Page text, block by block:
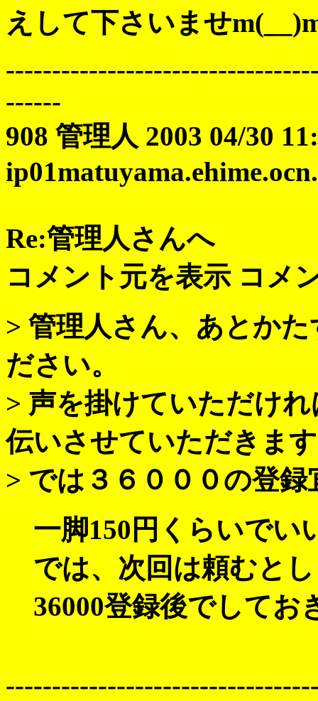
えして下さいませ
------
908 管理人 2003 04/30
Re:管理人さんへ
コメント元を表示 コメ
> 管理人さん、あとか
ださい。
> 声を掛けていただけ
伝いさせていただきま
> では３６０００の登
一脚150円くらいでい
では、次回は頼むと
36000登録後でしてお